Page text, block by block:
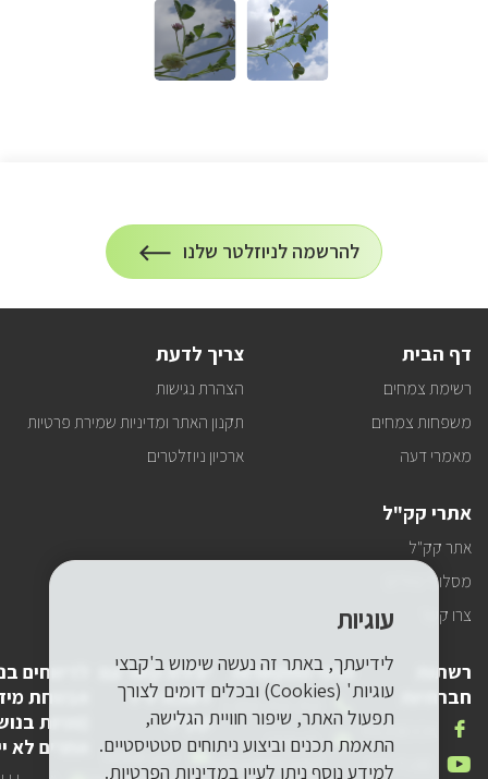
הרשמה
להרשמה לניוזלטר שלנו
על
הרשמה
דף הבית
רשימת צמחים
משפחות צמחים
מאמרי דעה
צריך לדעת
הצהרת נגישות
תקנון האתר ומדיניות שמירת פרטיות
ארכיון ניוזלטרים
אתרי קק"ל
אתר קק"ל
מסלולי טיולים
צרו קשר
רשתות
חברתיות
FACEBOOK
אנחנו
בפייסבוק
YOUTUBE
אנחנו
פרטי התקשרות
טלפון
שלנו
1-800-250-250
דואר pneyot-
tzibur@kkl.org.il
יצירת קשר עם
לשכת יו"ר
קק"ל
דואר lishkat-yor-
לדיווחים
אבטחת
(פניות
אחרים לא
עוגיות
לידיעתך, באתר זה נעשה שימוש ב'קבצי
עוגיות' (Cookies) ובכלים דומים לצורך
תפעול האתר, שיפור חוויית הגלישה,
התאמת תכנים וביצוע ניתוחים סטטיסטיים.
למידע נוסף ניתן לעיין במדיניות הפרטיות.